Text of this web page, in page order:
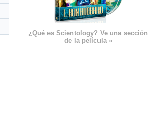
¿Qué es Scientology? Ve una sección
de la película »